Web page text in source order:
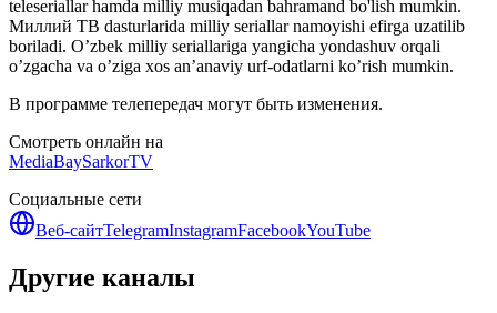
teleseriallar hamda milliy musiqadan bahramand bo'lish mumkin.
Миллий ТВ dasturlarida milliy seriallar namoyishi efirga uzatilib
boriladi. O’zbek milliy seriallariga yangicha yondashuv orqali
o’zgacha va o’ziga xos an’anaviy urf-odatlarni ko’rish mumkin.
В программе телепередач могут быть изменения.
Смотреть онлайн на
MediaBaySarkorTV
Социальные сети
Веб-сайтTelegramInstagramFacebookYouTube
Другие каналы